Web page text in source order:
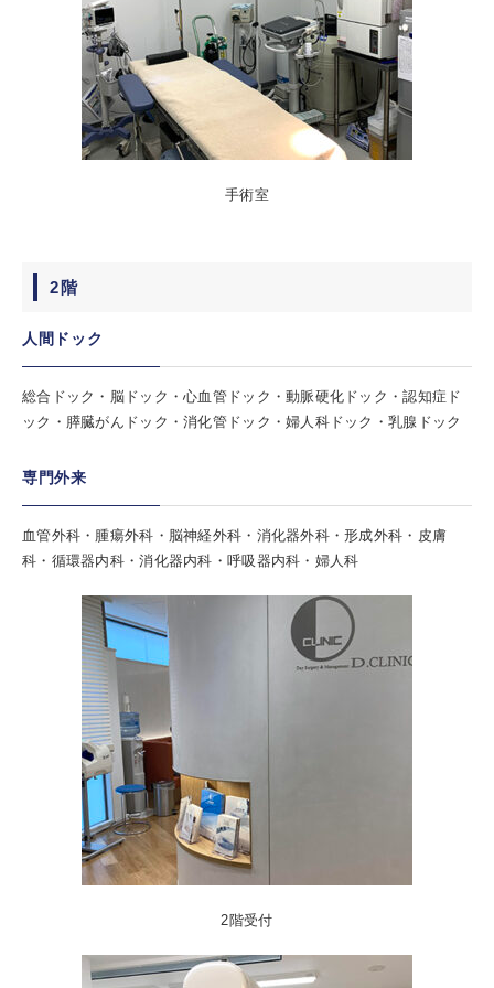
手術室
2階
人間ドック
総合ドック・脳ドック・心血管ドック・動脈硬化ドック・認知症ド
ック・膵臓がんドック・消化管ドック・婦人科ドック・乳腺ドック
専門外来
血管外科・腫瘍外科・脳神経外科・消化器外科・形成外科・皮膚
科・循環器内科・消化器内科・呼吸器内科・婦人科
2階受付